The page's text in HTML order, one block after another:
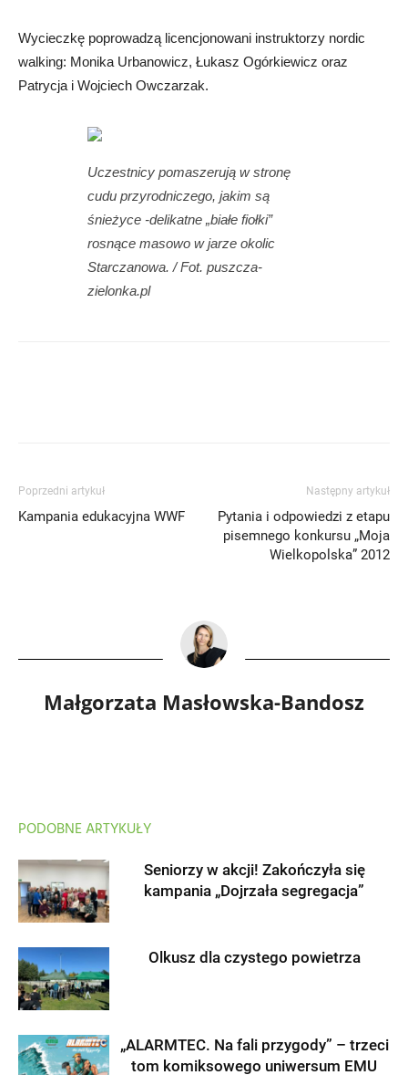
Wycieczkę poprowadzą licencjonowani instruktorzy nordic
walking: Monika Urbanowicz, Łukasz Ogórkiewicz oraz
Patrycja i Wojciech Owczarzak.
Uczestnicy pomaszerują w stronę
cudu przyrodniczego, jakim są
śnieżyce -delikatne „białe fiołki”
rosnące masowo w jarze okolic
Starczanowa. / Fot. puszcza-
zielonka.pl
Poprzedni artykuł
Kampania edukacyjna WWF
Następny artykuł
Pytania i odpowiedzi z etapu
pisemnego konkursu „Moja
Wielkopolska” 2012
Małgorzata Masłowska-Bandosz
PODOBNE ARTYKUŁY
Seniorzy w akcji! Zakończyła się
kampania „Dojrzała segregacja”
Olkusz dla czystego powietrza
„ALARMTEC. Na fali przygody” – trzeci
tom komiksowego uniwersum EMU